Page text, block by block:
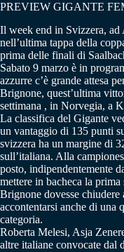
PREVIEW GIGANTE
Il week end in Svizzera, ad
nell’ultima tappa della
prima delle finali di
Sabato 9 marzo è in
azzurre c’è grande attesa
Brignone, quest’ultima
settimana , in Norvegia, a
La classifica del Gigante
un vantaggio di 135 punti
svizzera ha un margine di
sull’italiana. Alla
posto, indipendentemente
mettere in bacheca la
Brignone dovesse
accontentarsi anche di una
categoria.
Roberta Melesi, Asja
altre italiane convocate dal